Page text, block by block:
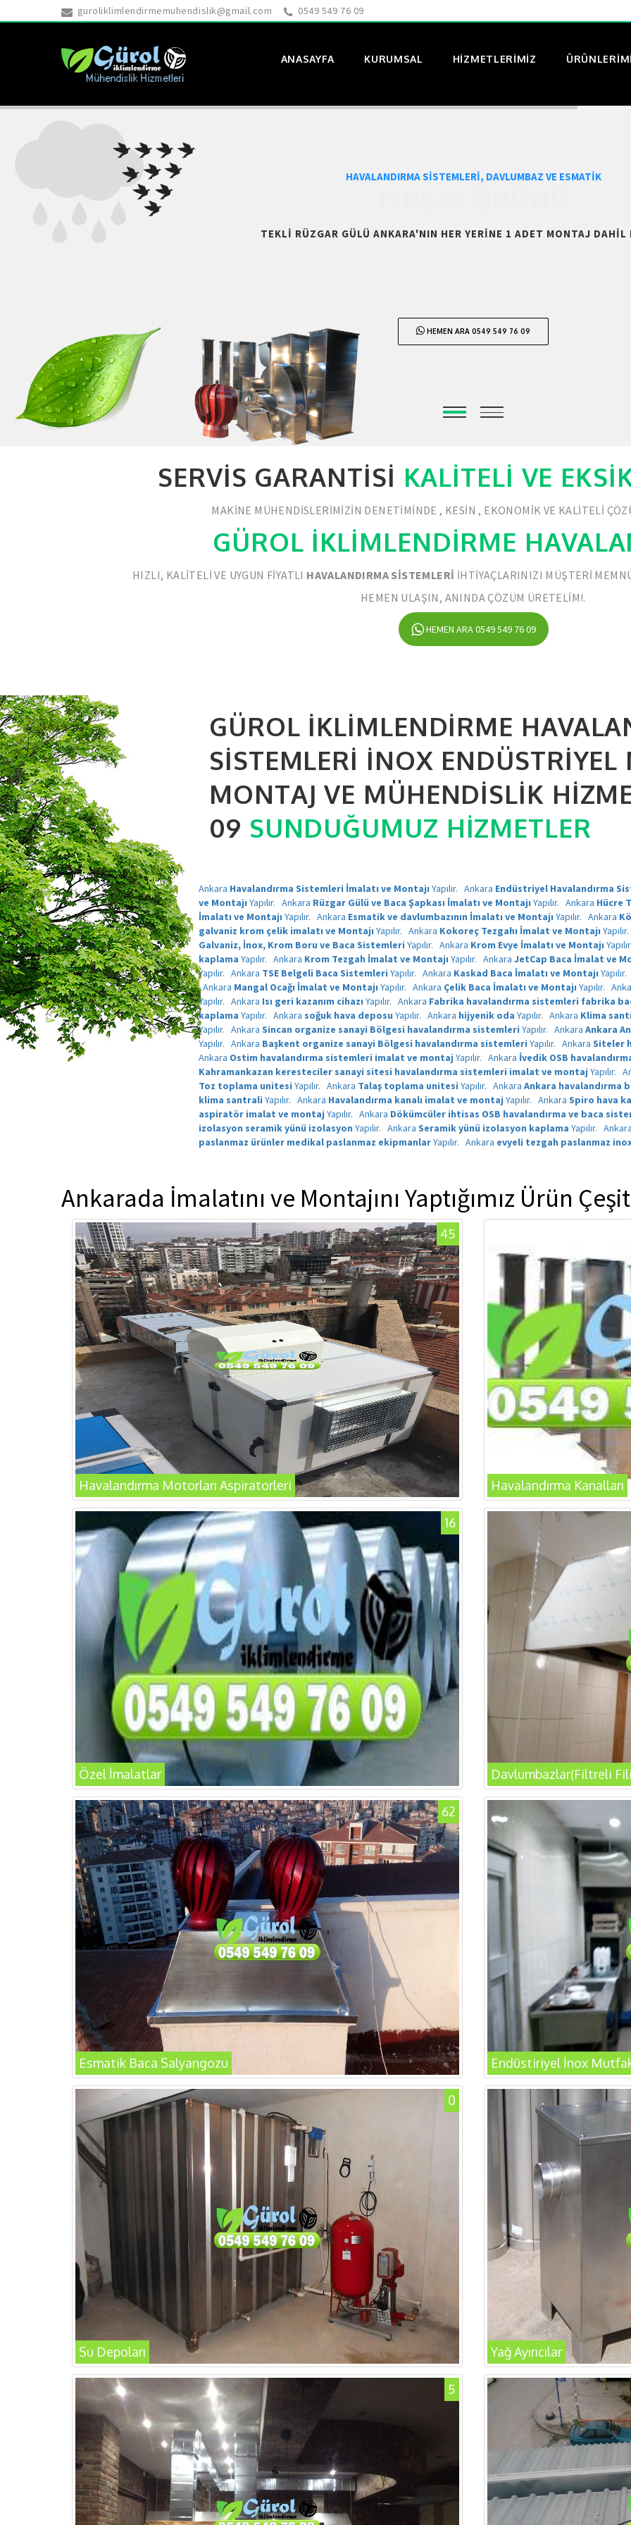
guroliklimlendirmemuhendislik@gmail.com 0549 549 76 09
ANASAYFA KURUMSAL HIZMETLERIMIZ
HAVALANDIRMA SISTEMLERI, DAVLUMBAZ VE ESMATIK
TEKLI RÜZGAR GÜLÜ ANKARA'NIN HER YERINE 1 ADET MONTAJ DAHIL
HEMEN ARA 0549 549 76 09
SERVIS GARANTISI KALITELI VE
MAKINE MÜHENDISLERIMIZIN DENETIMINDE , KESIN , EKONOMIK VE KALITELI
GÜROL İKLİMLENDİRME
HIZLI, KALITELI VE UYGUN FIYATLI HAVALANDIRMA SISTEMLERI IHTIYAÇLARINIZI MÜŞTERI
HEMEN ULAŞIN, ANINDA ÇÖZÜM ÜRETELIM!.
HEMEN ARA 0549 549 76 09
GÜROL İKLIMLENDIRME
SISTEMLERI İNOX
MONTAJ VE MÜHENDISLIK
09 SUNDUĞUMUZ HIZMETLER
Ankara Havalandırma Sistemleri İmalatı ve Montajı Yapılır. Ankara Endüstriyel Havalandırma
ve Montajı Yapılır. Ankara Rüzgar Gülü ve Baca Şapkası İmalatı ve Montajı Yapılır. Ankara Hücre
İmalatı ve Montajı Yapılır. Ankara Esmatik ve davlumbazının İmalatı ve Montajı Yapılır. Ankara
galvaniz krom çelik imalatı ve Montajı Yapılır. Ankara Kokoreç Tezgahı İmalat ve Montajı
Galvaniz, İnox, Krom Boru ve Baca Sistemleri Yapılır. Ankara Krom Evye İmalatı ve Montajı
kaplama Yapılır. Ankara Krom Tezgah İmalat ve Montajı Yapılır. Ankara JetCap Baca İmalat ve
Yapılır. Ankara TSE Belgeli Baca Sistemleri Yapılır. Ankara Kaskad Baca İmalatı ve Montajı Yapılır.
Ankara Mangal Ocağı İmalat ve Montajı Yapılır. Ankara Çelik Baca İmalatı ve Montajı Yapılır.
Yapılır. Ankara Isı geri kazanım cihazı Yapılır. Ankara Fabrika havalandırma sistemleri fabrika
kaplama Yapılır. Ankara soğuk hava deposu Yapılır. Ankara hijyenik oda Yapılır. Ankara Klima
Yapılır. Ankara Sincan organize sanayi Bölgesi havalandırma sistemleri Yapılır. Ankara Ankara
Yapılır. Ankara Başkent organize sanayi Bölgesi havalandırma sistemleri Yapılır. Ankara Siteler
Ankara Ostim havalandırma sistemleri imalat ve montaj Yapılır. Ankara İvedik OSB
Kahramankazan keresteciler sanayi sitesi havalandırma sistemleri imalat ve montaj Yapılır.
Toz toplama unitesi Yapılır. Ankara Talaş toplama unitesi Yapılır. Ankara Ankara havalandırma
klima santrali Yapılır. Ankara Havalandırma kanalı imalat ve montaj Yapılır. Ankara Spiro hava
aspiratör imalat ve montaj Yapılır. Ankara Dökümcüler ihtisas OSB havalandırma ve baca
izolasyon seramik yünü izolasyon Yapılır. Ankara Seramik yünü izolasyon kaplama Yapılır.
paslanmaz ürünler medikal paslanmaz ekipmanlarYapılır. Ankara evyeli tezgah paslanmaz
Ankarada İmalatını ve Montajını Yaptığımız Ürün
45
Havalandırma Motorları Aspiratorleri Havalandırma Kanalları
16
Özel İmalatlar Davlumbazlar(Filtreli
62
Esmatik Baca Salyangozu Endüstiriyel İnox
0
Su Depoları Yağ Ayırıcılar
5